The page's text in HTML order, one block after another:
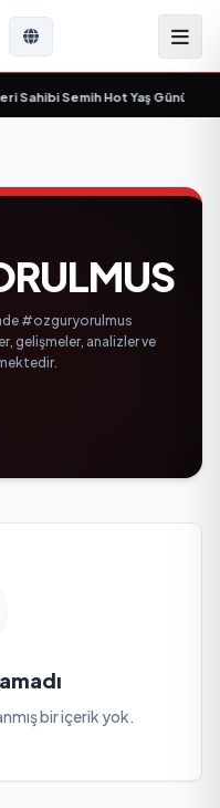
Sahibi Semih Hot Yaş Gününü
#ozguryorulmus
gelişmeler, analizler ve
bir içerik yok.